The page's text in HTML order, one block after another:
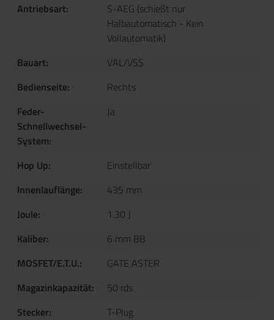
Antriebsart:
S-AEG (schießt nur
Halbautomatisch - Kein
Vollautomatik)
Bauart:
VAL/VSS
Bedienseite:
Rechts
Feder-
Schnellwechsel-
System:
Ja
Hop Up:
Einstellbar
Innenlauflänge:
435 mm
Joule:
1.30 J
Kaliber:
6 mm BB
MOSFET/E.T.U.:
GATE ASTER
Magazinkapazität:
50 rds
Stecker:
T-Plug